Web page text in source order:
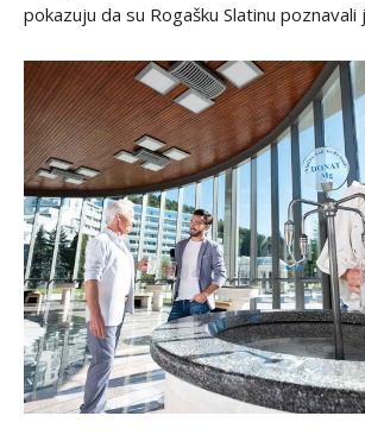
pokazuju da su Rogašku Slatinu poznavali